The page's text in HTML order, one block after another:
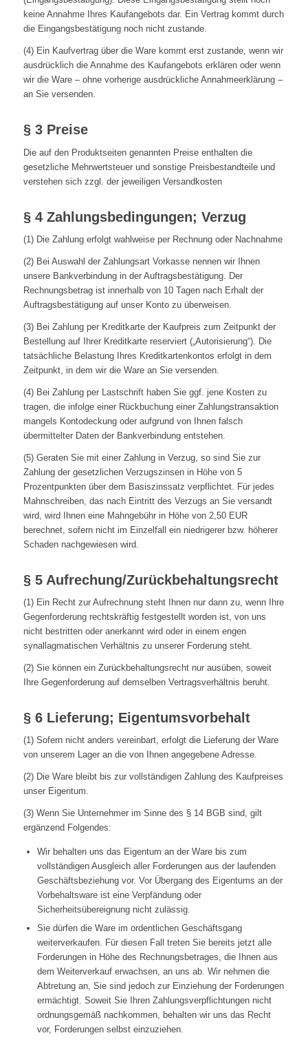
keine Annahme Ihres Kaufangebots dar. Ein Vertrag kommt durch
die Eingangsbestätigung noch nicht zustande.
(4) Ein Kaufvertrag über die Ware kommt erst zustande, wenn wir
ausdrücklich die Annahme des Kaufangebots erklären oder wenn
wir die Ware – ohne vorherige ausdrückliche Annahmeerklärung –
an Sie versenden.
§ 3 Preise
Die auf den Produktseiten genannten Preise enthalten die
gesetzliche Mehrwertsteuer und sonstige Preisbestandteile und
verstehen sich zzgl. der jeweiligen Versandkosten
§ 4 Zahlungsbedingungen; Verzug
(1) Die Zahlung erfolgt wahlweise per Rechnung oder Nachnahme
(2) Bei Auswahl der Zahlungsart Vorkasse nennen wir Ihnen
unsere Bankverbindung in der Auftragsbestätigung. Der
Rechnungsbetrag ist innerhalb von 10 Tagen nach Erhalt der
Auftragsbestätigung auf unser Konto zu überweisen.
(3) Bei Zahlung per Kreditkarte der Kaufpreis zum Zeitpunkt der
Bestellung auf Ihrer Kreditkarte reserviert („Autorisierung“). Die
tatsächliche Belastung Ihres Kreditkartenkontos erfolgt in dem
Zeitpunkt, in dem wir die Ware an Sie versenden.
(4) Bei Zahlung per Lastschrift haben Sie ggf. jene Kosten zu
tragen, die infolge einer Rückbuchung einer Zahlungstransaktion
mangels Kontodeckung oder aufgrund von Ihnen falsch
übermittelter Daten der Bankverbindung entstehen.
(5) Geraten Sie mit einer Zahlung in Verzug, so sind Sie zur
Zahlung der gesetzlichen Verzugszinsen in Höhe von 5
Prozentpunkten über dem Basiszinssatz verpflichtet. Für jedes
Mahnschreiben, das nach Eintritt des Verzugs an Sie versandt
wird, wird Ihnen eine Mahngebühr in Höhe von 2,50 EUR
berechnet, sofern nicht im Einzelfall ein niedrigerer bzw. höherer
Schaden nachgewiesen wird.
§ 5 Aufrechung/Zurückbehaltungsrecht
(1) Ein Recht zur Aufrechnung steht Ihnen nur dann zu, wenn Ihre
Gegenforderung rechtskräftig festgestellt worden ist, von uns
nicht bestritten oder anerkannt wird oder in einem engen
synallagmatischen Verhältnis zu unserer Forderung steht.
(2) Sie können ein Zurückbehaltungsrecht nur ausüben, soweit
Ihre Gegenforderung auf demselben Vertragsverhältnis beruht.
§ 6 Lieferung; Eigentumsvorbehalt
(1) Sofern nicht anders vereinbart, erfolgt die Lieferung der Ware
von unserem Lager an die von Ihnen angegebene Adresse.
(2) Die Ware bleibt bis zur vollständigen Zahlung des Kaufpreises
unser Eigentum.
(3) Wenn Sie Unternehmer im Sinne des § 14 BGB sind, gilt
ergänzend Folgendes:
Wir behalten uns das Eigentum an der Ware bis zum
vollständigen Ausgleich aller Forderungen aus der laufenden
Geschäftsbeziehung vor. Vor Übergang des Eigentums an der
Vorbehaltsware ist eine Verpfändung oder
Sicherheitsübereignung nicht zulässig.
Sie dürfen die Ware im ordentlichen Geschäftsgang
weiterverkaufen. Für diesen Fall treten Sie bereits jetzt alle
Forderungen in Höhe des Rechnungsbetrages, die Ihnen aus
dem Weiterverkauf erwachsen, an uns ab. Wir nehmen die
Abtretung an, Sie sind jedoch zur Einziehung der Forderungen
ermächtigt. Soweit Sie Ihren Zahlungsverpflichtungen nicht
ordnungsgemäß nachkommen, behalten wir uns das Recht
vor, Forderungen selbst einzuziehen.